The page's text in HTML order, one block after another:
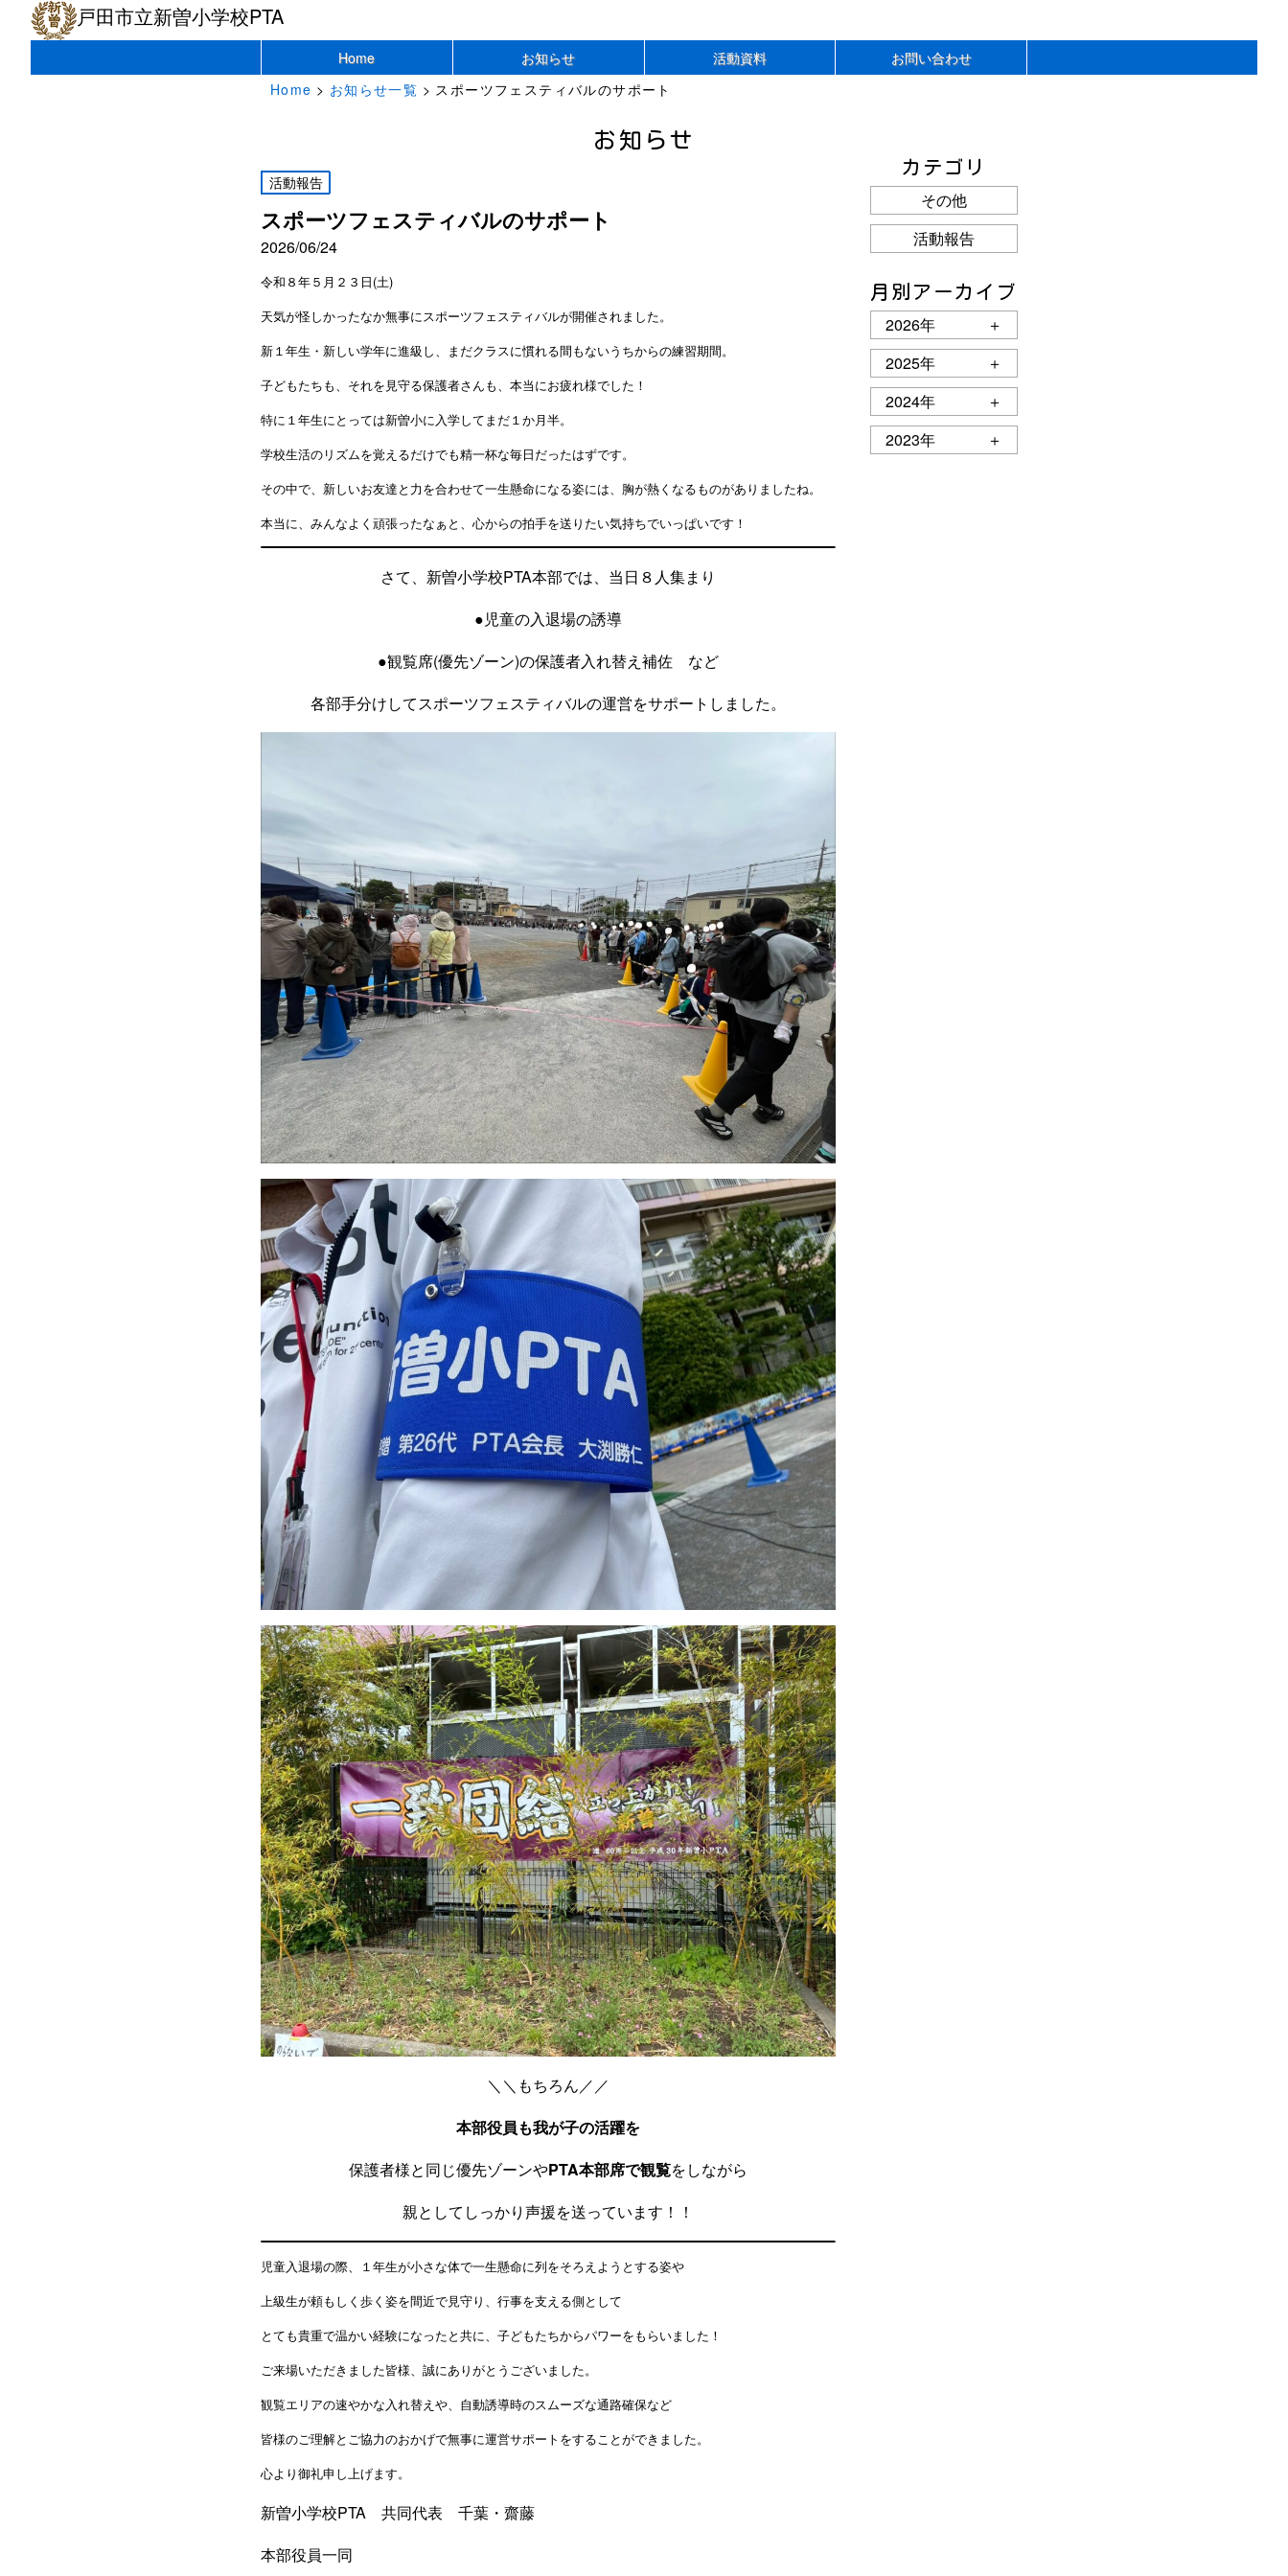
戸田市立新曽小学校PTA
Home お知らせ 活動資料
お問い合わせ
Home > お知らせ一覧 > スポーツフェスティバルのサポート
お知らせ
活動報告
スポーツフェスティバルのサポート
2026/06/24
令和８年５月２３日(土)
天気が怪しかったなか無事にスポーツフェスティバルが開催されました。
新１年生・新しい学年に進級し、まだクラスに慣れる間もないうちからの練習期間。
子どもたちも、それを見守る保護者さんも、本当にお疲れ様でした！
特に１年生にとっては新曽小に入学してまだ１か月半。
学校生活のリズムを覚えるだけでも精一杯な毎日だったはずです。
その中で、新しいお友達と力を合わせて一生懸命になる姿には、胸が熱くなるものがありましたね。
本当に、みんなよく頑張ったなぁと、心からの拍手を送りたい気持ちでいっぱいです！
さて、新曽小学校PTA本部では、当日８人集まり
●児童の入退場の誘導
●観覧席(優先ゾーン)の保護者入れ替え補佐 など
各部手分けしてスポーツフェスティバルの運営をサポートしました。
＼＼もちろん／／
本部役員も我が子の活躍を
保護者様と同じ優先ゾーンやPTA本部席で観覧をしながら
親としてしっかり声援を送っています！！
児童入退場の際、１年生が小さな体で一生懸命に列をそろえようとする姿や
上級生が頼もしく歩く姿を間近で見守り、行事を支える側として
とても貴重で温かい経験になったと共に、子どもたちからパワーをもらいました！
ご来場いただきました皆様、誠にありがとうございました。
観覧エリアの速やかな入れ替えや、自動誘導時のスムーズな通路確保など
皆様のご理解とご協力のおかげで無事に運営サポートをすることができました。
心より御礼申し上げます。
新曽小学校PTA 共同代表 千葉・齋藤
本部役員一同
カテゴリ
その他
活動報告
月別アーカイブ
2026年
＋
2025年
＋
2024年
＋
2023年
＋